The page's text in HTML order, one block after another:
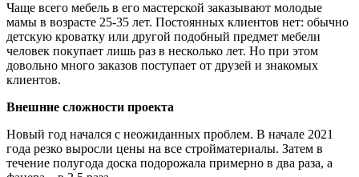
Чаще всего мебель в его мастерской заказывают молодые
мамы в возрасте 25-35 лет. Постоянных клиентов нет: обычно
детскую кроватку или другой подобный предмет мебели
человек покупает лишь раз в несколько лет. Но при этом
довольно много заказов поступает от друзей и знакомых
клиентов.
Внешние сложности проекта
Новый год начался с неожиданных проблем. В начале 2021
года резко выросли цены на все стройматериалы. Затем в
течение полугода доска подорожала примерно в два раза, а